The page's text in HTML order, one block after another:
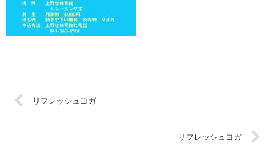
リフレッシュヨガ
リフレッシュヨガ